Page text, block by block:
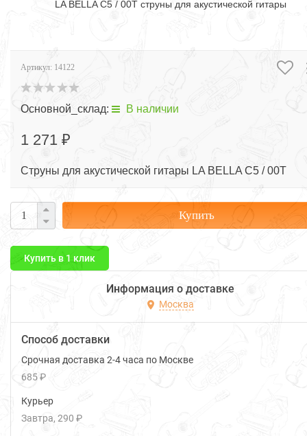
LA BELLA C5 / 00T струны для акустической гитары
Артикул: 14122
Основной_склад: В наличии
1 271 ₽
Струны для акустической гитары LA BELLA C5 / 00T
Купить
Купить в 1 клик
Информация о доставке
Москва
Способ доставки
Срочная доставка 2-4 часа по Москве
685 ₽
Курьер
Завтра 290 ₽